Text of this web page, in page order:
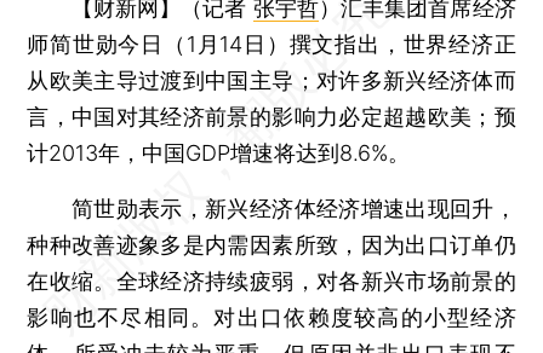
【财新网】（记者 张宇哲） 汇丰集团首席经济
师简世勋今日（1月14日）撰文指出，世界经济正
从欧美主导过渡到中国主导；对许多新兴经济体而
言，中国对其经济前景的影响力必定超越欧美；预
计2013年，中国GDP增速将达到8.6%。
简世勋表示，新兴经济体经济增速出现回升，
种种改善迹象多是内需因素所致，因为出口订单仍
在收缩。全球经济持续疲弱，对各新兴市场前景的
影响也不尽相同。对出口依赖度较高的小型经济